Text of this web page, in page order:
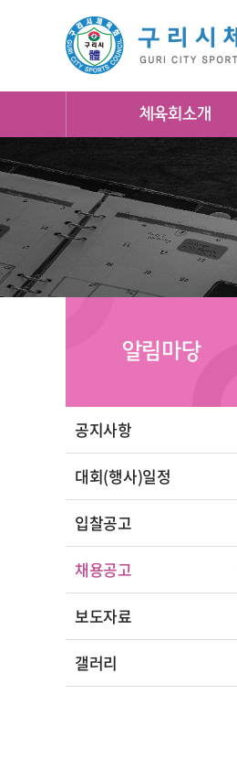
체육회소개
알림마당
공지사항
대회(행사)일정
입찰공고
채용공고
보도자료
갤러리